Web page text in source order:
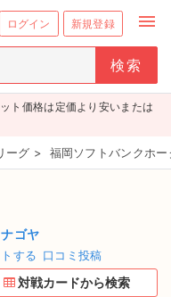
ログイン 新規登録 menu
ト価格は定価より安いまたは
ーグ > 福岡ソフトバンクホ
ゴヤ
する 口コミ投稿
対戦カードから検索